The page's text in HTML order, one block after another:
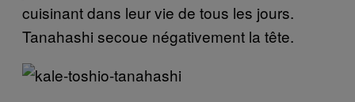
cuisinant dans leur vie de tous les jours.
Tanahashi secoue négativement la tête.